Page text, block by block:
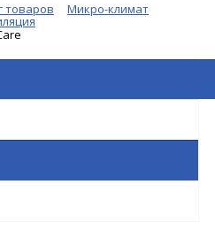
товаров Микро-климат